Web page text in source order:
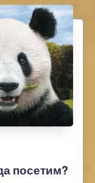
посетим?